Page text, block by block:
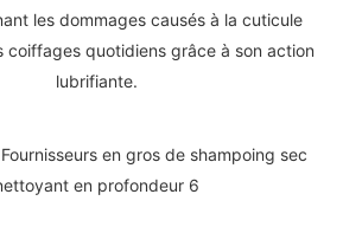
les dommages causés à la cuticule
coiffages quotidiens grâce à son action
lubrifiante.